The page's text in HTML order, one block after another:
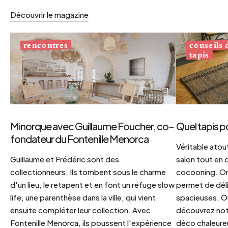
Découvrir le magazine
rencontres
Minorque avec Guillaume Foucher, co-
fondateur du Fontenille Menorca
Guillaume et Frédéric sont des
collectionneurs. Ils tombent sous le charme
d'un lieu, le retapent et en font un refuge slow
life, une parenthèse dans la ville, qui vient
ensuite compléter leur collection. Avec
Fontenille Menorca, ils poussent l'expérience
conseils
tapis
Quel tapis
Véritable
salon tout en
cocooning.
permet de
spacieuses.
découvrez
déco